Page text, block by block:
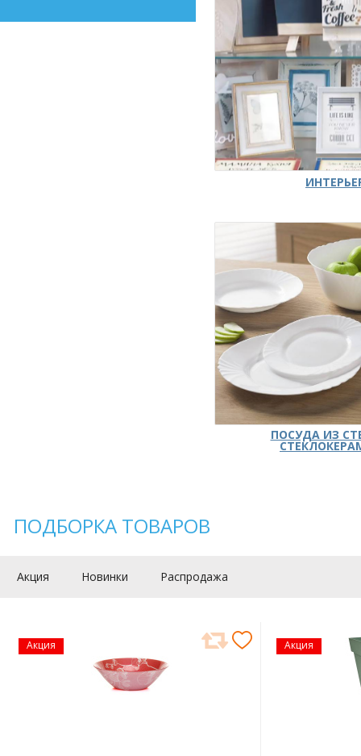
ПОСУДА ИЗ
ПОДБОРКА ТОВАРОВ
Акция Новинки Распродажа
Акция Акция